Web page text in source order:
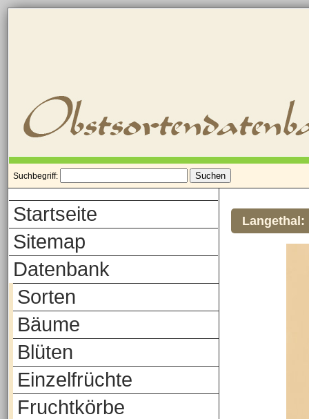
Suchbegriff:
Startseite
Sitemap
Datenbank
Sorten
Bäume
Blüten
Einzelfrüchte
Fruchtkörbe
Langethal: